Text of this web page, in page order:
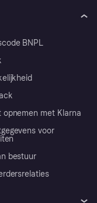
BNPL
opnemen met Klarna
voor
bestuur